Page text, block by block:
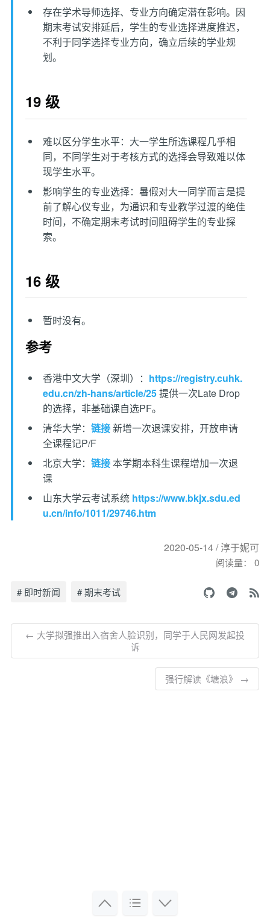
存在学术导师选择、专业方向确定潜在影响。因
期末考试安排延后，学生的专业选择进度推迟，
不利于同学选择专业方向，确立后续的学业规
划。
19 级
难以区分学生水平：大一学生所选课程几乎相
同，不同学生对于考核方式的选择会导致难以体
现学生水平。
影响学生的专业选择：暑假对大一同学而言是提
前了解心仪专业，为通识和专业教学过渡的绝佳
时间，不确定期末考试时间阻碍学生的专业探
索。
16 级
暂时没有。
参考
香港中文大学（深圳）： https://registry.cuhk.
edu.cn/zh-hans/article/25提供一次Late Drop
的选择，非基础课自选PF。
清华大学： 链接新增一次退课安排，开放申请
全课程记P/F
北京大学： 链接本学期本科生课程增加一次退
课
山东大学云考试系统 https://www.bkjx.sdu.ed
u.cn/info/1011/29746.htm
2020-05-14 / 淳于妮可
阅读量： 0
# 即时新闻 # 期末考试
← 大学拟强推出入宿舍人脸识别，同学于人民网发起投
诉
强行解读《塘浪》 →